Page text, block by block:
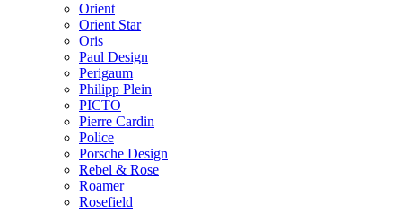
Orient
Orient Star
Oris
Paul Design
Perigaum
Philipp Plein
PICTO
Pierre Cardin
Police
Porsche Design
Rebel & Rose
Roamer
Rosefield